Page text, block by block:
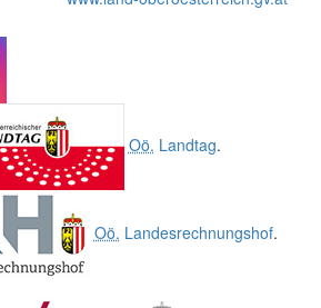
Oö. Landtag.
Oö. Landesrechnungshof.